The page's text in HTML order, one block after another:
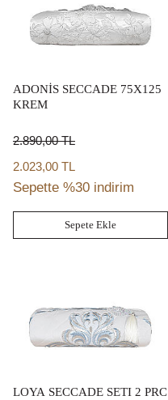
ADONİS SECCADE 75X125
KREM
2.890,00TL
2.023,00 TL
Sepette %30 indirim
Sepete Ekle
LOYA SECCADE SETI 2 PRC